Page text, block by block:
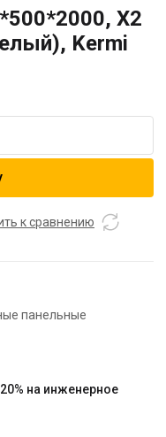
X2
Kermi
к сравнению
панельные
на инженерное